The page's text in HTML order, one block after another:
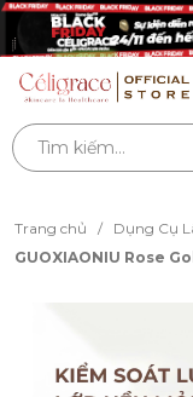
Trang chủ / Dụng Cụ
GUOXIAONIU Rose